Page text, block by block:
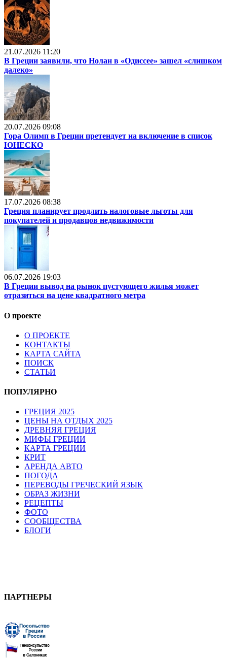
21.07.2026 11:20
В Греции заявили, что Нолан в «Одиссее» зашел «слишком
далеко»
20.07.2026 09:08
Гора Олимп в Греции претендует на включение в список
ЮНЕСКО
17.07.2026 08:38
Греция планирует продлить налоговые льготы для
покупателей и продавцов недвижимости
06.07.2026 19:03
В Греции вывод на рынок пустующего жилья может
отразиться на цене квадратного метра
О проекте
О ПРОЕКТЕ
КОНТАКТЫ
КАРТА САЙТА
ПОИСК
СТАТЬИ
ПОПУЛЯРНО
ГРЕЦИЯ 2025
ЦЕНЫ НА ОТДЫХ 2025
ДРЕВНЯЯ ГРЕЦИЯ
МИФЫ ГРЕЦИИ
КАРТА ГРЕЦИИ
КРИТ
АРЕНДА АВТО
ПОГОДА
ПЕРЕВОДЫ ГРЕЧЕСКИЙ ЯЗЫК
ОБРАЗ ЖИЗНИ
РЕЦЕПТЫ
ФОТО
СООБЩЕСТВА
БЛОГИ
ПАРТНЕРЫ